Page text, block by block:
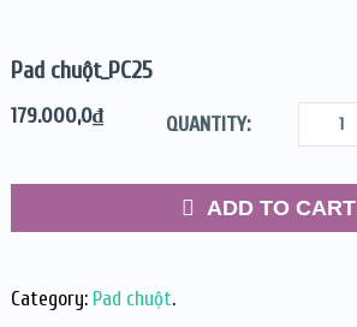
Pad chuột_PC25
179.000,0₫ QUANTITY:
ADD TO CART
Category: Pad chuột.